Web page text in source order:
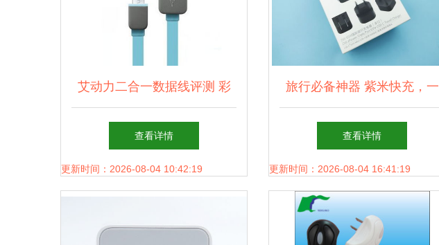
艾动力二合一数据线评测 彩
色设计与多设备兼容的便捷之
选
查看详情
更新时间：2026-08-04 10:42:19
旅行必备神器 紫米快充，一
个充电器走遍全球
查看详情
更新时间：2026-08-04 16:41:19